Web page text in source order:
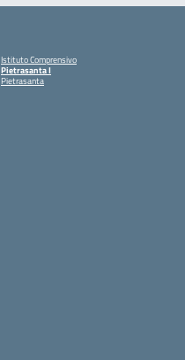
Istituto Comprensivo
Pietrasanta I
Pietrasanta